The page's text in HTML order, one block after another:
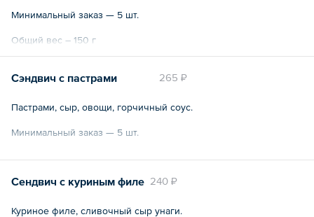
Минимальный заказ — 5 шт.
Общий вес – 150 г
265 ₽
Сэндвич с пастрами
Пастрами, сыр, овощи, горчичный соус.
Минимальный заказ — 5 шт.
Общий вес – 90 г
240 ₽
Сендвич с куриным филе
Куриное филе, сливочный сыр унаги.